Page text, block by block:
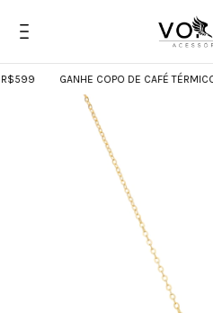
GANHE COPO DE CAFÉ TÉRMICO